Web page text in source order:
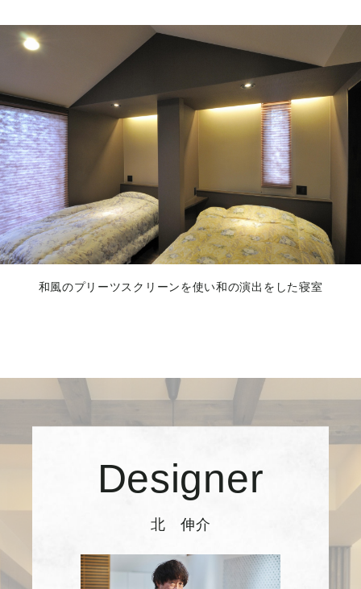
和風のプリーツスクリーンを使い和の演出をした寝室
Designer
北 伸介